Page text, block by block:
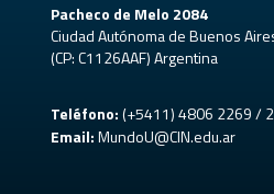
Pacheco de Melo 2084
Ciudad Autónoma de Buenos
(CP: C1126AAF) Argentina
Teléfono:(+5411) 4806 2269 /
Email: MundoU@CIN.edu.ar